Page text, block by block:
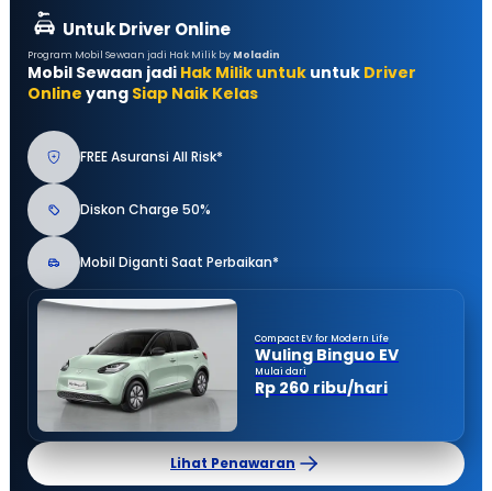
Untuk Driver Online
Program Mobil Sewaan jadi Hak Milik by Moladin
Mobil Sewaan jadi Hak Milik untuk untuk Driver
Online yang Siap Naik Kelas
FREE Asuransi All Risk*
Diskon Charge 50%
Mobil Diganti Saat Perbaikan*
Compact EV for Modern Life
Wuling Binguo EV
Mulai dari
Rp 260 ribu/hari
Lihat Penawaran